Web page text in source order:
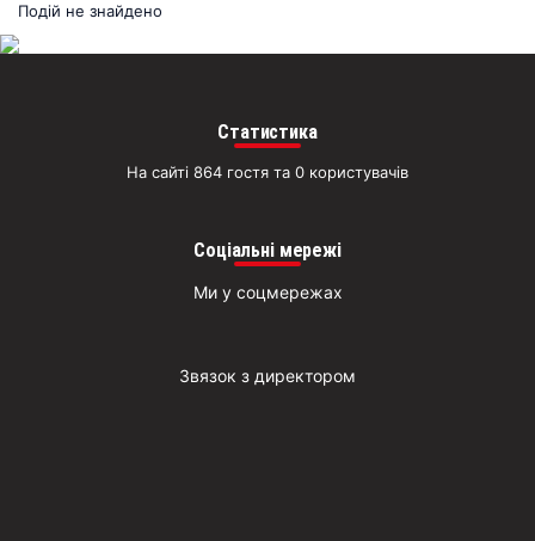
Подій не знайдено
Статистика
На сайті 864 гостя та 0 користувачів
Соціальні мережі
Ми у соцмережах
Звязок з директором